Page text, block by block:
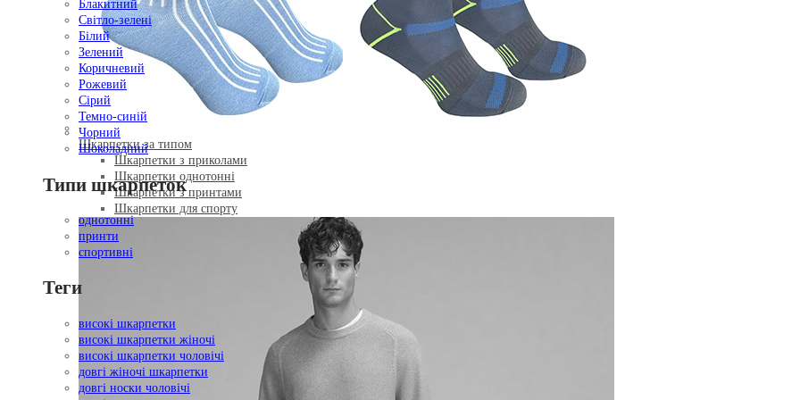
Шкарпетки за типом
Шкарпетки з приколами
Шкарпетки однотонні
Шкарпетки з принтами
Шкарпетки для спорту
Блакитний
Світло-зелені
Білий
Зелений
Коричневий
Рожевий
Сірий
Темно-синій
Чорний
Шоколадний
Типи шкарпеток
однотонні
принти
спортивні
Теги
високі шкарпетки
високі шкарпетки жіночі
високі шкарпетки чоловічі
довгі жіночі шкарпетки
довгі носки чоловічі